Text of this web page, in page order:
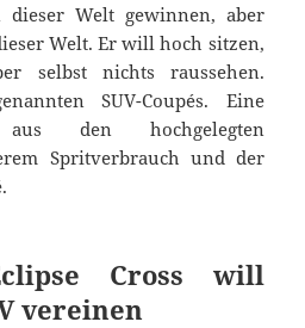
dieser Welt gewinnen, aber
Welt. Er will hoch sitzen,
selbst nichts raussehen.
SUV-Coupés. Eine
aus den hochgelegten
Spritverbrauch und der
Cross will
vereinen